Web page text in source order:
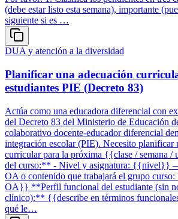
(debe estar listo esta semana), importante
siguiente si es …
DUA y atención a la diversidad
Planificar una adecuación
estudiantes PIE (Decreto 83)
Actúa como una educadora diferencial con
del Decreto 83 del Ministerio de Educación
colaborativo docente-educador diferencial
integración escolar (PIE). Necesito planificar
curricular para la próxima {{clase / semana
del curso:** - Nivel y asignatura: {{nivel}}
OA o contenido que trabajará el grupo
OA}} **Perfil funcional del estudiante (sin
clínico):** {{describe en términos
qué le…